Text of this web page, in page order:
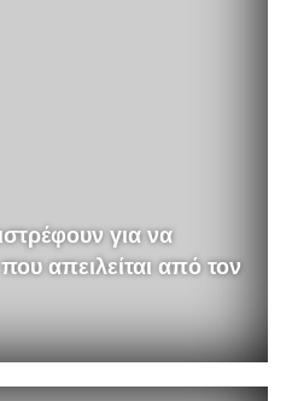
για να
απειλείται από τον